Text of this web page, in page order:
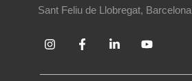
Sant Feliu de Llobregat, Barcelona